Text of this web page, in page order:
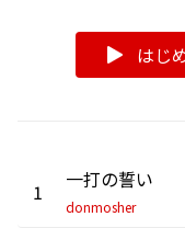
はじ
1 一打の誓い
donmosher